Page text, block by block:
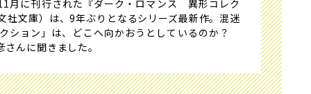
月に刊行された『ダーク・ロマンス 異形コレク
社文庫）は、9年ぶりとなるシリーズ最新作。混迷
ション」は、どこへ向かおうとしているのか？
んに聞きました。